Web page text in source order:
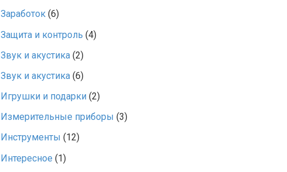
Заработок (6)
Защита и контроль (4)
Звук и акустика (2)
Звук и акустика (6)
Игрушки и подарки (2)
Измерительные приборы (3)
Инструменты (12)
Интересное (1)